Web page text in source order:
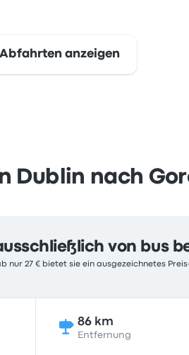
anzeigen
Dublin nach
von bus
nur 27 € bietet sie ein ausgezeichnetes
86 km
Entfernung